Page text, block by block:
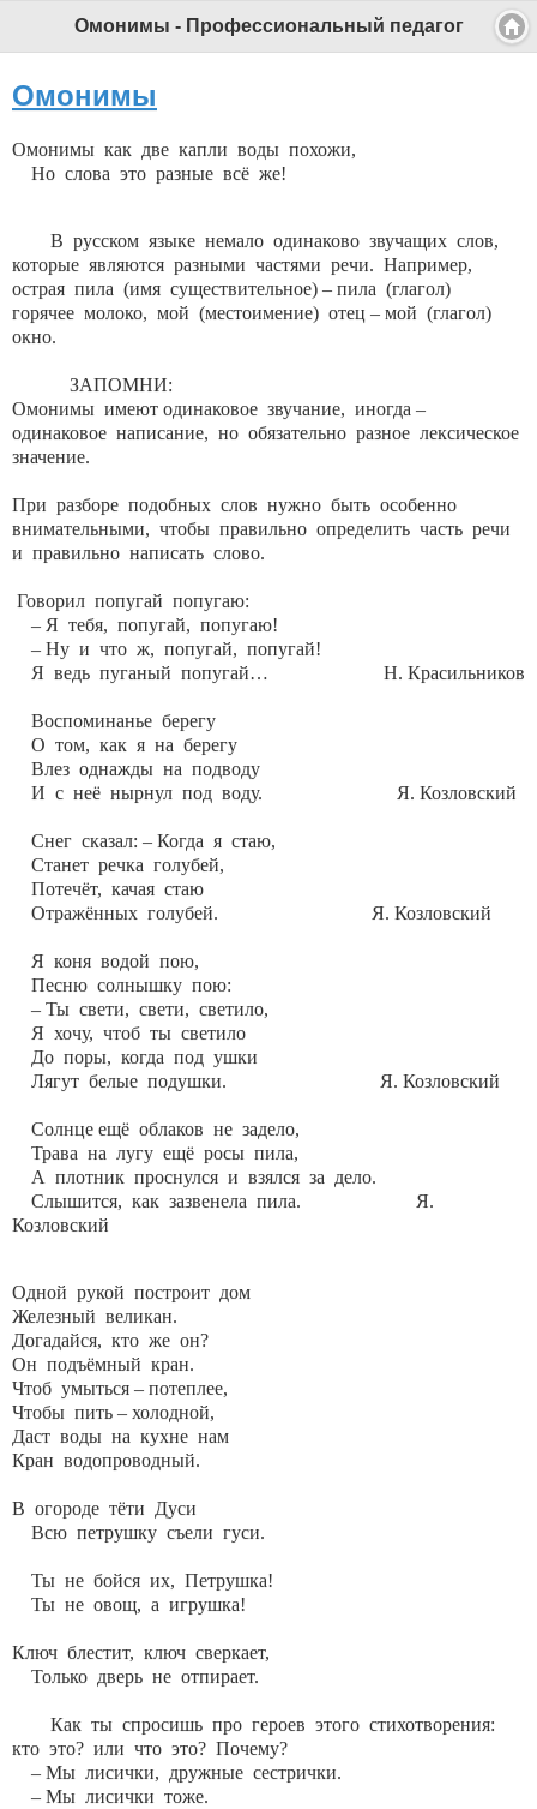
Омонимы - Профессиональный педагог
Омонимы
Омонимы как две капли воды похожи,
Но слова это разные всё же!
В русском языке немало одинаково звучащих слов,
которые являются разными частями речи. Например,
острая пила (имя существительное) – пила (глагол)
горячее молоко, мой (местоимение) отец – мой (глагол)
окно.
ЗАПОМНИ:
Омонимы имеют одинаковое звучание, иногда –
одинаковое написание, но обязательно разное лексическое
значение.
При разборе подобных слов нужно быть особенно
внимательными, чтобы правильно определить часть речи
и правильно написать слово.
Говорил попугай попугаю:
– Я тебя, попугай, попугаю!
– Ну и что ж, попугай, попугай!
Я ведь пуганый попугай… Н. Красильников
Воспоминанье берегу
О том, как я на берегу
Влез однажды на подводу
И с неё нырнул под воду. Я. Козловский
Снег сказал: – Когда я стаю,
Станет речка голубей,
Потечёт, качая стаю
Отражённых голубей. Я. Козловский
Я коня водой пою,
Песню солнышку пою:
– Ты свети, свети, светило,
Я хочу, чтоб ты светило
До поры, когда под ушки
Лягут белые подушки. Я. Козловский
Солнце ещё облаков не задело,
Трава на лугу ещё росы пила,
А плотник проснулся и взялся за дело.
Слышится, как зазвенела пила. Я.
Козловский
Одной рукой построит дом
Железный великан.
Догадайся, кто же он?
Он подъёмный кран.
Чтоб умыться – потеплее,
Чтобы пить – холодной,
Даст воды на кухне нам
Кран водопроводный.
В огороде тёти Дуси
Всю петрушку съели гуси.
Ты не бойся их, Петрушка!
Ты не овощ, а игрушка!
Ключ блестит, ключ сверкает,
Только дверь не отпирает.
Как ты спросишь про героев этого стихотворения:
кто это? или что это? Почему?
– Мы лисички, дружные сестрички.
– Мы лисички тоже.